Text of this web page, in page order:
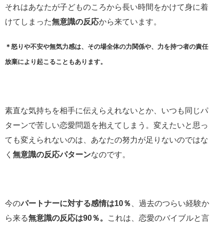
それはあなたが子どものころから長い時間をかけて身に着
けてしまった無意識の反応から来ています。
＊怒りや不安や無気力感は、その場全体の力関係や、力を持つ者の責任
放棄により起こることもあります。
素直な気持ちを相手に伝えらえれないとか、いつも同じパ
ターンで苦しい恋愛問題を抱えてしまう。変えたいと思っ
ても変えられないのは、あなたの努力が足りないのではな
く 無意識の反応パターンなのです。
今のパートナーに対する感情は10％
、過去のつらい経験か
ら来る無意識の反応は90％。
これは、恋愛のバイブルと言